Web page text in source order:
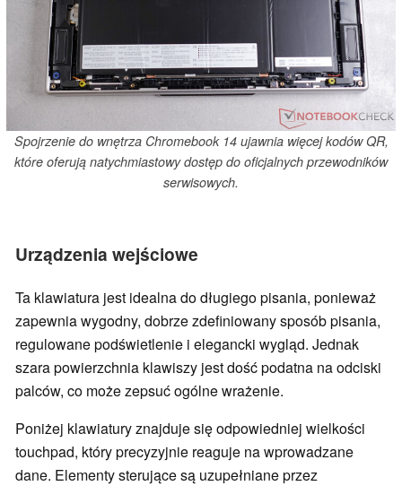
Spojrzenie do wnętrza Chromebook 14 ujawnia więcej kodów QR,
które oferują natychmiastowy dostęp do oficjalnych przewodników
serwisowych.
Urządzenia wejściowe
Ta klawiatura jest idealna do długiego pisania, ponieważ
zapewnia wygodny, dobrze zdefiniowany sposób pisania,
regulowane podświetlenie i elegancki wygląd. Jednak
szara powierzchnia klawiszy jest dość podatna na odciski
palców, co może zepsuć ogólne wrażenie.
Poniżej klawiatury znajduje się odpowiedniej wielkości
touchpad, który precyzyjnie reaguje na wprowadzane
dane. Elementy sterujące są uzupełniane przez